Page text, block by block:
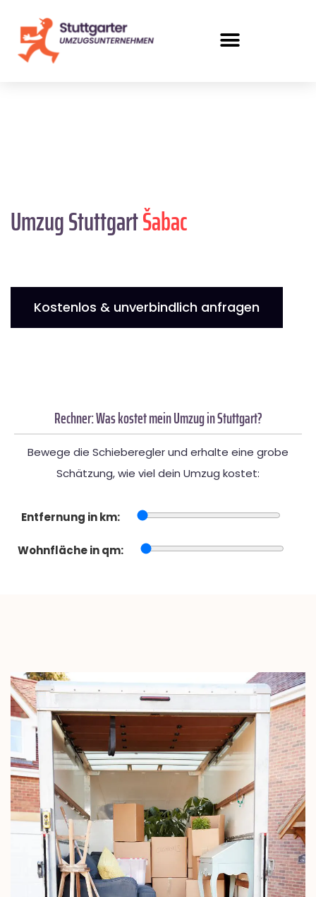
Umzug StuttgartŠabac
Kostenlos & unverbindlich anfragen
Rechner: Was kostet mein Umzug in Stuttgart?
Bewege die Schieberegler und erhalte eine grobe
Schätzung, wie viel dein Umzug kostet:
Entfernung in km:
Wohnfläche in qm: